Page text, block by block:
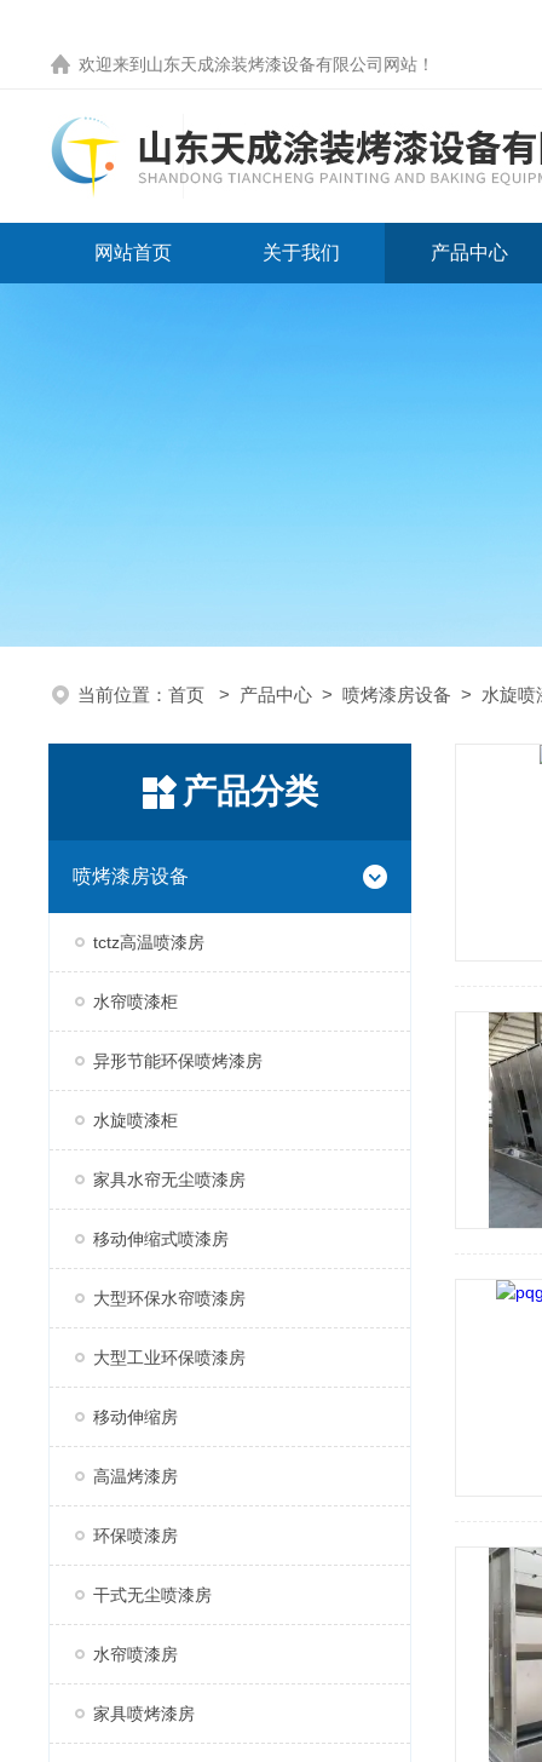
欢迎来到 山东天成涂装烤漆设备有限公司网站 ！
网站首页 关于我们 产品中心
当前位置： 首页 > 产品中心 > 喷烤漆房设备 > 水旋喷
产品分类
喷烤漆房设备
tctz高温喷漆房
水帘喷漆柜
异形节能环保喷烤漆房
水旋喷漆柜
家具水帘无尘喷漆房
移动伸缩式喷漆房
大型环保水帘喷漆房
大型工业环保喷漆房
移动伸缩房
高温烤漆房
环保喷漆房
干式无尘喷漆房
水帘喷漆房
家具喷烤漆房